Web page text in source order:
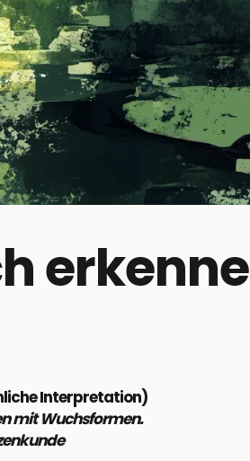
erkenne
Interpretation)
mit Wuchsformen.